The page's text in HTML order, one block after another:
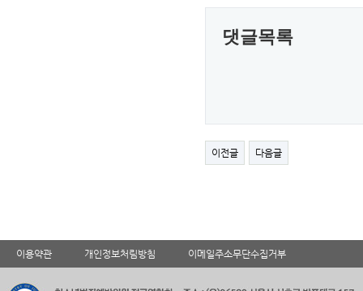
댓글목록
이전글 다음글
이용약관 개인정보처림방침 이메일주소무단수집거부